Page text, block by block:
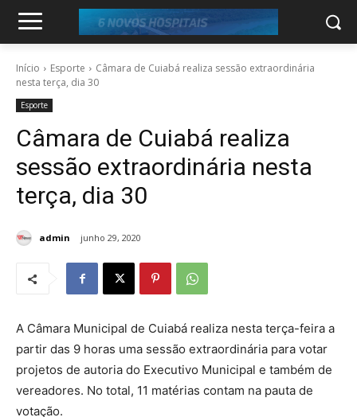
Início Esporte
Câmara de Cuiabá realiza sessão extraordinária
nesta terça, dia 30
Esporte
Câmara de Cuiabá realiza
sessão extraordinária nesta
terça, dia 30
admin junho 29, 2020
A Câmara Municipal de Cuiabá realiza nesta terça-feira a
partir das 9 horas uma sessão extraordinária para votar
projetos de autoria do Executivo Municipal e também de
vereadores. No total, 11 matérias contam na pauta de
votação.